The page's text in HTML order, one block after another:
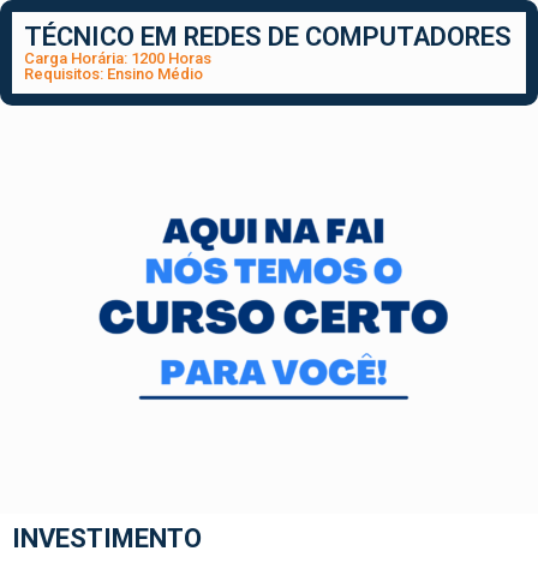
TÉCNICO EM REDES DE COMPUTADORES
Carga Horária: 1200 Horas
Requisitos: Ensino Médio
INVESTIMENTO